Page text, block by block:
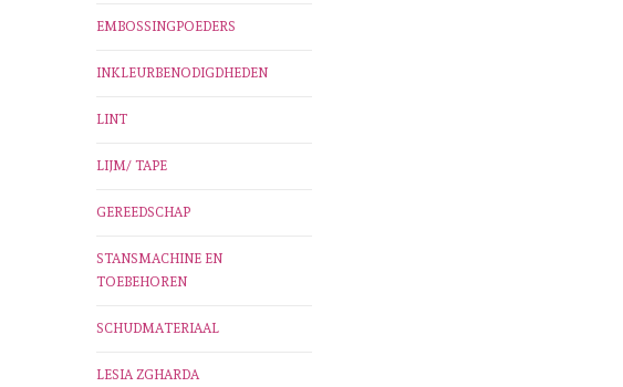
EMBOSSINGPOEDERS
INKLEURBENODIGDHEDEN
LINT
LIJM/ TAPE
GEREEDSCHAP
STANSMACHINE EN
TOEBEHOREN
SCHUDMATERIAAL
LESIA ZGHARDA